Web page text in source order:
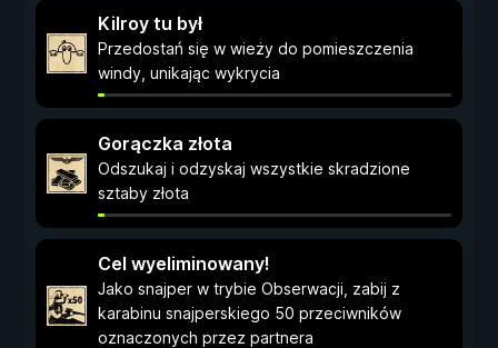
Kilroy tu był
Przedostań się w wieży do pomieszczenia
windy, unikając wykrycia
Gorączka złota
Odszukaj i odzyskaj wszystkie skradzione
sztaby złota
Cel wyeliminowany!
Jako snajper w trybie Obserwacji, zabij z
karabinu snajperskiego 50 przeciwników
oznaczonych przez partnera